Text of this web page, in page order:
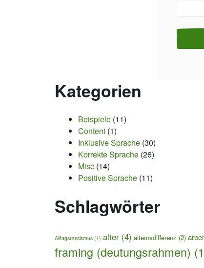
Kategorien
Beispiele (11)
Content (1)
Inklusive Sprache (30)
Korrekte Sprache (26)
Misc (14)
Positive Sprache (11)
Schlagwörter
Alltagsrassismus (1) alter (4) alternsdifferenz (2)
framing (deutungsrahmen)